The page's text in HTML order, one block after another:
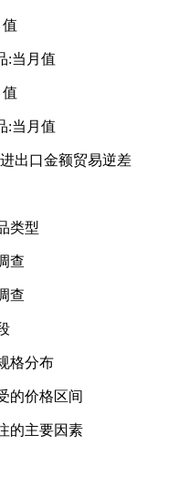
:当月值
:当月值
出口金额贸易逆差
类型
查
查
格分布
的价格区间
的主要因素